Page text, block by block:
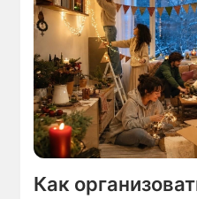
Как